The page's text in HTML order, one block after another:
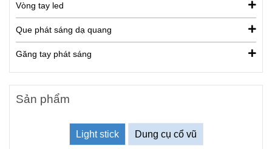
Vòng tay led
Que phát sáng dạ quang
Găng tay phát sáng
Sản phẩm
Light stick Dung cụ cổ vũ